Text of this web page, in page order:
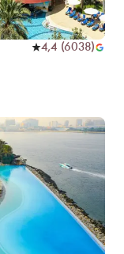
4,4 (6038)